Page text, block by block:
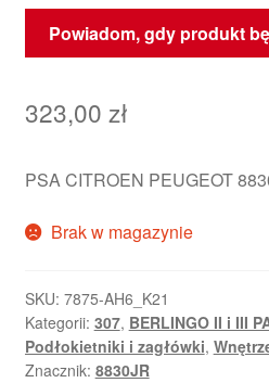
Powiadom, gdy produkt
323,00 zł
PSA CITROEN PEUGEOT
Brak w magazynie
SKU: 7875-AH6_K21
Kategorii: 307, BERLINGO II i III
Podłokietniki i zagłówki,
Znacznik: 8830JR